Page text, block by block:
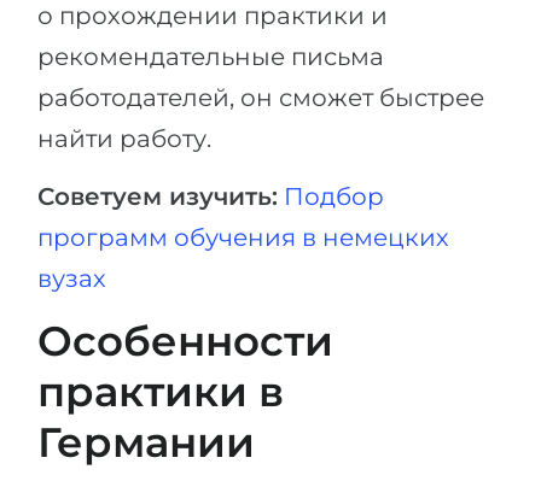
о прохождении практики и
рекомендательные письма
работодателей, он сможет быстрее
найти работу.
Советуем изучить: Подбор
программ обучения в немецких
вузах
Особенности
практики в
Германии